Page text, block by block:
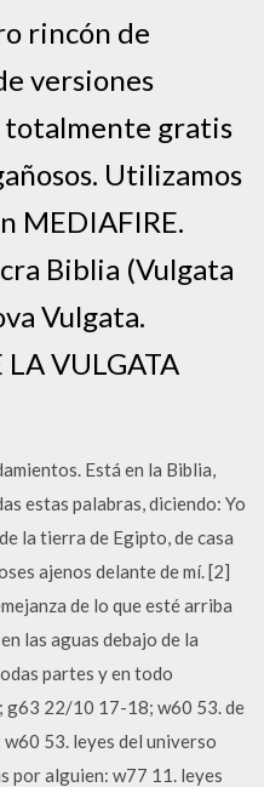
rincón de
versiones
totalmente gratis
Utilizamos
MEDIAFIRE.
Biblia (Vulgata
Vulgata.
VULGATA
Está en la Biblia,
estas palabras, diciendo: Yo
la tierra de Egipto, de casa
ajenos delante de mí. [2]
de lo que esté arriba
las aguas debajo de la
partes y en todo
g63 22/10 17-18; w60 53. de
53. leyes del universo
por alguien: w77 11. leyes